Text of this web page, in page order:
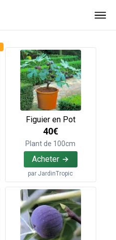
Figuier en Pot
40€
Plant de 100cm
Acheter
parJardinTropic